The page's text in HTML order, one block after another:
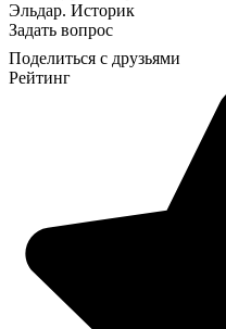
Эльдар. Историк
Задать вопрос
Поделиться с друзьями
Рейтинг